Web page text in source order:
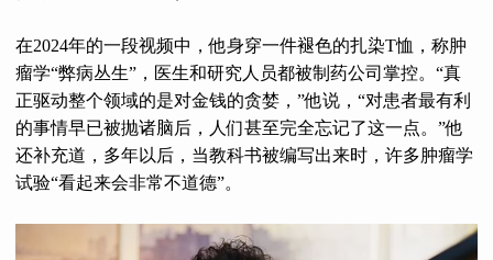
在2024年的一段视频中，他身穿一件褪色的扎染T恤，称肿
瘤学“弊病丛生”，医生和研究人员都被制药公司掌控。“真
正驱动整个领域的是对金钱的贪婪，”他说，“对患者最有利
的事情早已被抛诸脑后，人们甚至完全忘记了这一点。”他
还补充道，多年以后，当教科书被编写出来时，许多肿瘤学
试验“看起来会非常不道德”。